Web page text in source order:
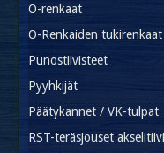
O-renkaat
O-Renkaiden tukirenkaat
Punostiivisteet
Pyyhkijät
Päätykannet / VK-tulpat
RST-teräsjouset